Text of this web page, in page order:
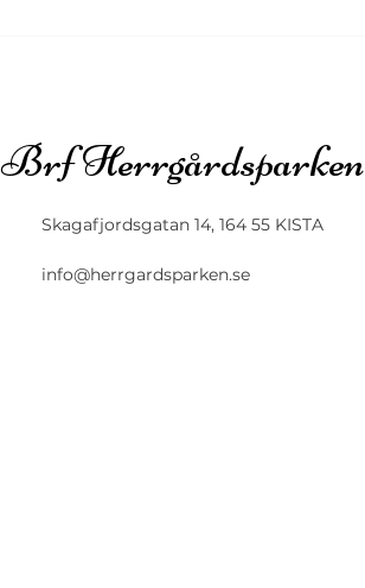
Brf Herrgårdsparken
Skagafjordsgatan 14, 164 55 KISTA
info@herrgardsparken.se